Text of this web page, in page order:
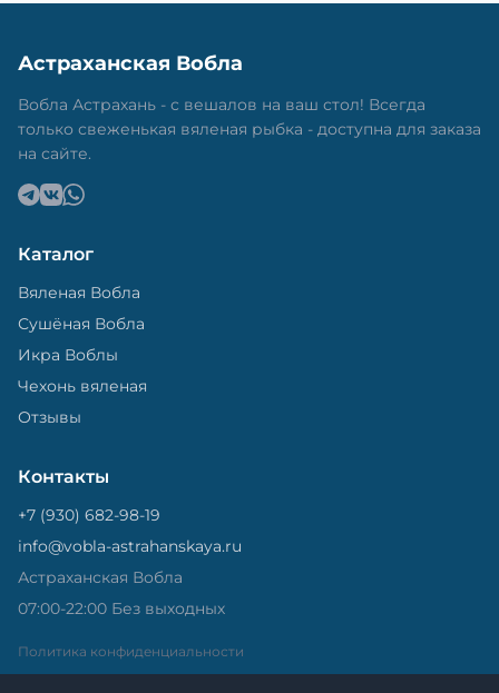
Астраханская Вобла
Вобла Астрахань - с вешалов на ваш стол! Всегда
только свеженькая вяленая рыбка - доступна для заказа
на сайте.
Каталог
Вяленая Вобла
Сушёная Вобла
Икра Воблы
Чехонь вяленая
Отзывы
Контакты
+7 (930) 682-98-19
info@vobla-astrahanskaya.ru
Астраханская Вобла
07:00-22:00 Без выходных
Политика конфиденциальности